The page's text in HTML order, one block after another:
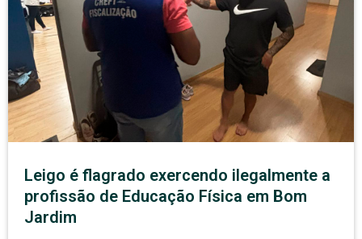
Leigo é flagrado exercendo ilegalmente a
profissão de Educação Física em Bom
Jardim